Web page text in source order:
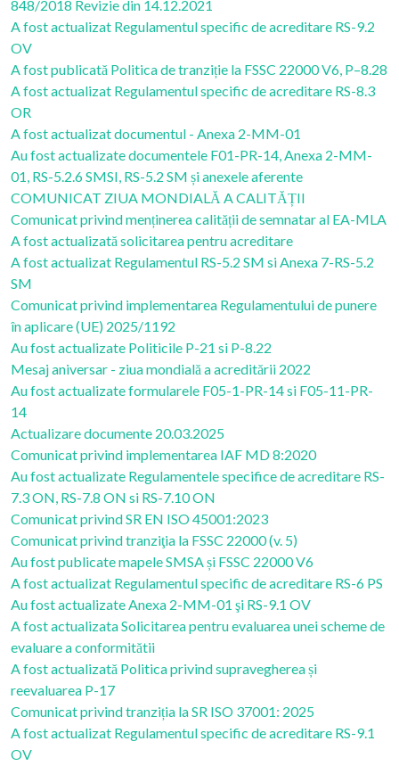
848/2018 Revizie din 14.12.2021
A fost actualizat Regulamentul specific de acreditare RS-9.2
OV
A fost publicată Politica de tranziție la FSSC 22000 V6, P–8.28
A fost actualizat Regulamentul specific de acreditare RS-8.3
OR
A fost actualizat documentul - Anexa 2-MM-01
Au fost actualizate documentele F01-PR-14, Anexa 2-MM-
01, RS-5.2.6 SMSI, RS-5.2 SM și anexele aferente
COMUNICAT ZIUA MONDIALĂ A CALITĂȚII
Comunicat privind menținerea calității de semnatar al EA-MLA
A fost actualizată solicitarea pentru acreditare
A fost actualizat Regulamentul RS-5.2 SM si Anexa 7-RS-5.2
SM
Comunicat privind implementarea Regulamentului de punere
în aplicare (UE) 2025/1192
Au fost actualizate Politicile P-21 si P-8.22
Mesaj aniversar - ziua mondială a acreditării 2022
Au fost actualizate formularele F05-1-PR-14 si F05-11-PR-
14
Actualizare documente 20.03.2025
Comunicat privind implementarea IAF MD 8:2020
Au fost actualizate Regulamentele specifice de acreditare RS-
7.3 ON, RS-7.8 ON si RS-7.10 ON
Comunicat privind SR EN ISO 45001:2023
Comunicat privind tranziţia la FSSC 22000 (v. 5)
Au fost publicate mapele SMSA și FSSC 22000 V6
A fost actualizat Regulamentul specific de acreditare RS-6 PS
Au fost actualizate Anexa 2-MM-01 şi RS-9.1 OV
A fost actualizata Solicitarea pentru evaluarea unei scheme de
evaluare a conformitătii
A fost actualizată Politica privind supravegherea și
reevaluarea P-17
Comunicat privind tranziția la SR ISO 37001: 2025
A fost actualizat Regulamentul specific de acreditare RS-9.1
OV